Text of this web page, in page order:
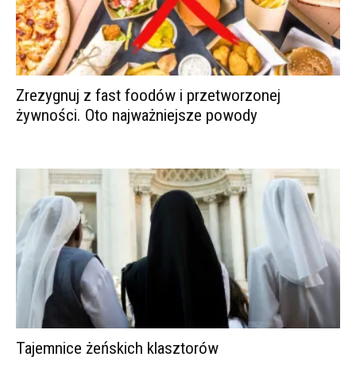
Zrezygnuj z fast foodów i przetworzonej
żywności. Oto najważniejsze powody
Tajemnice żeńskich klasztorów